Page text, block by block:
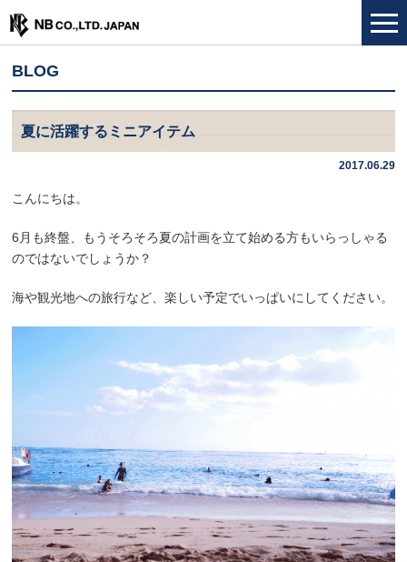
BLOG
夏に活躍するミニアイテム
2017.06.29
こんにちは。
6月も終盤、もうそろそろ夏の計画を立て始める方もいらっしゃる
のではないでしょうか？
海や観光地への旅行など、楽しい予定でいっぱいにしてください。